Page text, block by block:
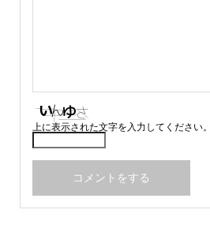
上に表示された文字を入力してください。